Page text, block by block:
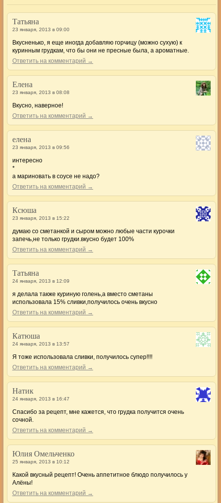
Татьяна
23 января, 2013 в 09:00
Вкусненько, я еще иногда добавляю горчицу (можно сухую) к
куринным грудкам, что бы они не пресные была, а ароматные.
Ответить на комментарий →
Елена
23 января, 2013 в 08:08
Вкусно, наверное!
Ответить на комментарий →
елена
23 января, 2013 в 09:56
интересно
*
а мариновать в соусе не надо?
Ответить на комментарий →
Ксюша
23 января, 2013 в 15:22
думаю со сметанкой и сыром можно любые части курочки
запечь,не только грудки.вкусно будет 100%
Ответить на комментарий →
Татьяна
24 января, 2013 в 12:09
я делала также куриную голень,а вместо сметаны
использовала 15% сливки,получилось очень вкусно
Ответить на комментарий →
Катюша
24 января, 2013 в 13:57
Я тоже использовала сливки, получилось супер!!!!
Ответить на комментарий →
Натик
24 января, 2013 в 16:47
Спасибо за рецепт, мне кажется, что грудка получится очень
сочной.
Ответить на комментарий →
Юлия Омельченко
25 января, 2013 в 10:12
Какой вкусный рецепт! Очень аппетитное блюдо получилось у
Алёны!
Ответить на комментарий →